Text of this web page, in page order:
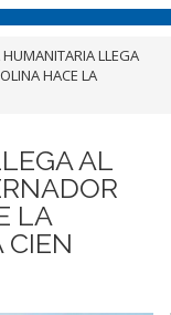
LLEGA
HACE LA
AL
LA
CIEN